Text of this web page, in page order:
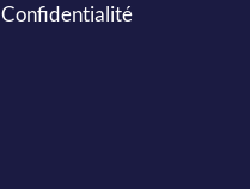
Confidentialité